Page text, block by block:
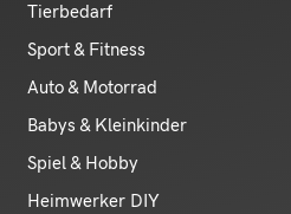
Tierbedarf
Sport & Fitness
Auto & Motorrad
Babys & Kleinkinder
Spiel & Hobby
Heimwerker DIY